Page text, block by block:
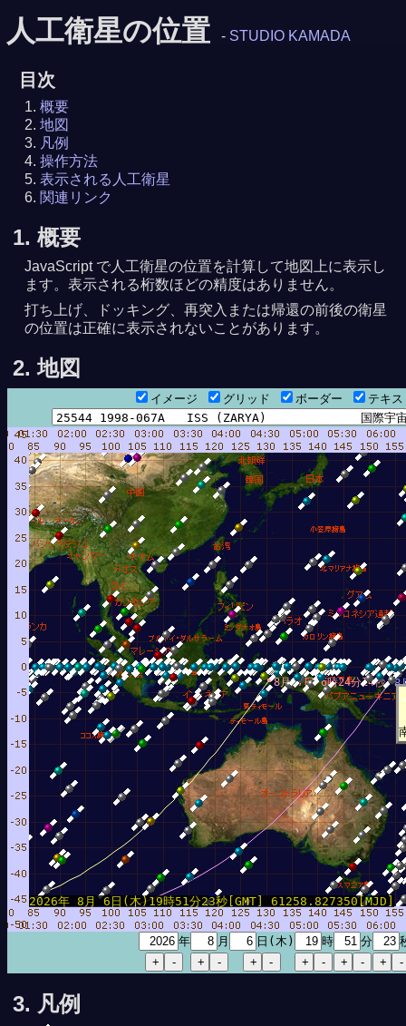
人工衛星の位置 - STUDIO KAMADA
目次
概要
地図
凡例
操作方法
表示される人工衛星
関連リンク
1. 概要
JavaScript で人工衛星の位置を計算して地図上に表示し
ます。表示される桁数ほどの精度はありません。
打ち上げ、ドッキング、再突入または帰還の前後の衛星
の位置は正確に表示されないことがあります。
2. 地図
イメージ グリッド ボーダー テキ
28分03秒
8
8月 7日 6時24分14秒
2026年 8月 6日(木)19時51分23秒[GMT] 61258.827350[MJD]
年 月 日(木) 時 分
3. 凡例